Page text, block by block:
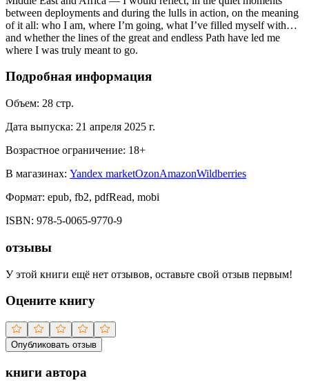
between deployments and during the lulls in action, on the meaning
of it all: who I am, where I’m going, what I’ve filled myself with…
and whether the lines of the great and endless Path have led me
where I was truly meant to go.
Подробная информация
Объем: 28 стр.
Дата выпуска: 21 апреля 2025 г.
Возрастное ограничение: 18+
В магазинах: Yandex marketOzonAmazonWildberries
Формат: epub, fb2, pdfRead, mobi
ISBN: 978-5-0065-9770-9
отзывы
У этой книги ещё нет отзывов, оставьте свой отзыв первым!
Оцените книгу
Опубликовать отзыв
книги автора